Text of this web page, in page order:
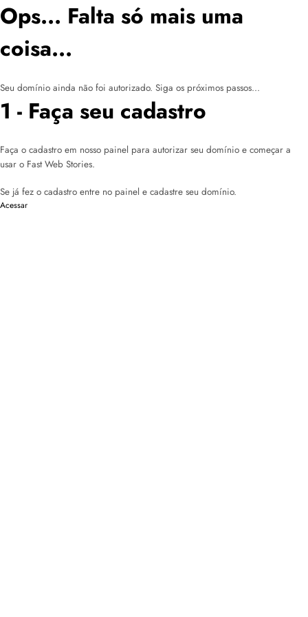
Ops... Falta só mais uma
coisa...
Seu domínio ainda não foi autorizado. Siga os próximos passos...
1 - Faça seu cadastro
Faça o cadastro em nosso painel para autorizar seu domínio e começar a
usar o Fast Web Stories.
Se já fez o cadastro entre no painel e cadastre seu domínio.
Acessar